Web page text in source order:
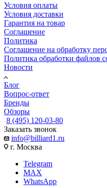
Условия оплаты
Условия доставки
Гарантия на товар
Соглашение
Политика
Соглашение на обработку
Политика обработки файлов
Новости
Блог
Вопрос-ответ
Бренды
Обзоры
8 (495) 120-03-80
Заказать звонок
info@billiard1.ru
г. Москва
Telegram
MAX
WhatsApp